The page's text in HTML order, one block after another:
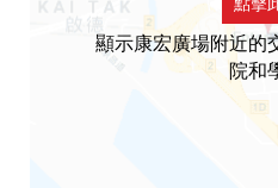
顯示康宏廣場附近的
院和